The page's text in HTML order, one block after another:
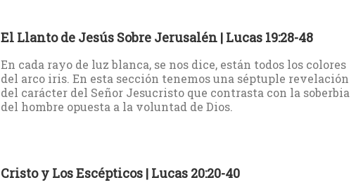
El Llanto de Jesús Sobre Jerusalén | Lucas 19:28-48
En cada rayo de luz blanca, se nos dice, están todos los colores
del arco iris. En esta sección tenemos una séptuple revelación
del carácter del Señor Jesucristo que contrasta con la soberbia
del hombre opuesta a la voluntad de Dios.
Cristo y Los Escépticos | Lucas 20:20-40